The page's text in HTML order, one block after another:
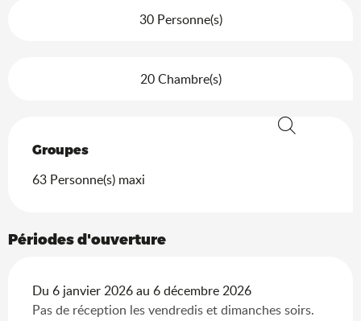
30 Personne(s)
20 Chambre(s)
Groupes
Groupes
63 Personne(s) maxi
Périodes d'ouverture
Du 6 janvier 2026 au 6 décembre 2026
Pas de réception les vendredis et dimanches soirs.